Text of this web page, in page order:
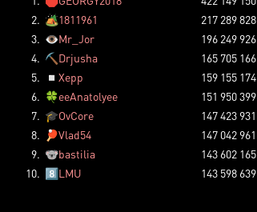
2. 🏕️1811961
217 289 828
3. 👁️Mr_Jor
196 249 926
4. ⛏️ Drjusha
165 705 166
5.
◽ Xepp
159 155 174
6. 🍀eeAnatolyee
151 950 399
7. 🎓OvCore
147 423 931
8.
🏓Vlad54
147 042 961
9. 🐨bastilia
143 602 165
10. 8️⃣LMU 143 598 639